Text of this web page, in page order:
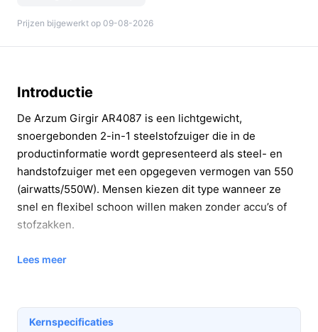
Prijzen bijgewerkt op 09-08-2026
Introductie
De Arzum Girgir AR4087 is een lichtgewicht,
snoergebonden 2-in-1 steelstofzuiger die in de
productinformatie wordt gepresenteerd als steel- en
handstofzuiger met een opgegeven vermogen van 550
(airwatts/550W). Mensen kiezen dit type wanneer ze
snel en flexibel schoon willen maken zonder accu’s of
stofzakken.
In 20 seconden beslissen
taken en bereikbaarheid op trappen en meubels.
Lees meer
Kernspecificaties